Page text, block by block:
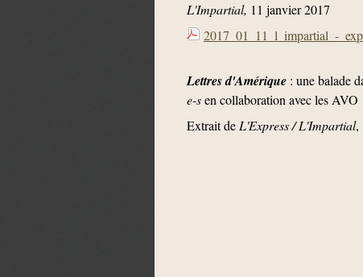
L'Impartial, 11 janvier 2017
2017_01_11_l_impartial_-
Lettres d'Amérique : une balade
e-sen collaboration avec les AVO
Extrait de L'Express / L'Impartial,